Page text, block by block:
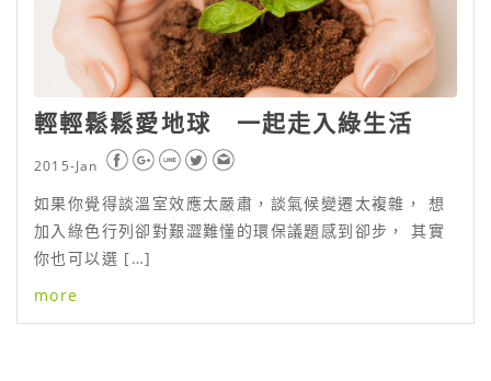
輕輕鬆鬆愛地球 一起走入綠生活
2015-Jan
如果你覺得談溫室效應太嚴肅，談氣候變遷太複雜， 想
加入綠色行列卻對艱澀難懂的環保議題感到卻步， 其實
你也可以選 […]
more